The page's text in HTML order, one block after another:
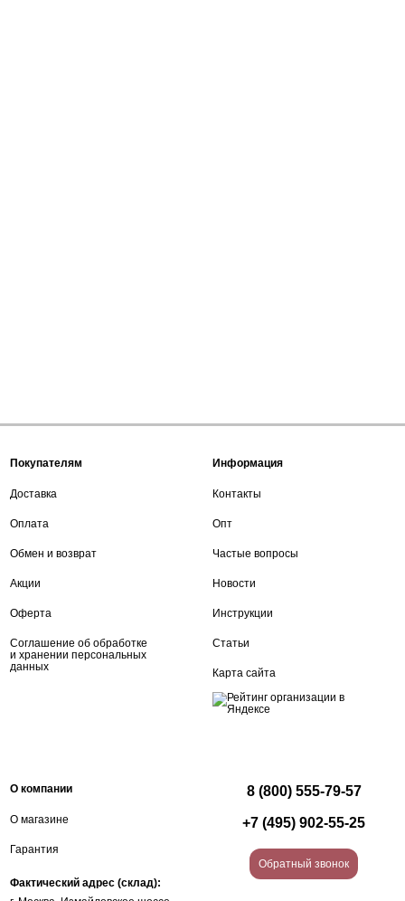
Покупателям
Доставка
Оплата
Обмен и возврат
Акции
Оферта
Соглашение об обработке
и хранении персональных
данных
Информация
Контакты
Опт
Частые вопросы
Новости
Инструкции
Статьи
Карта сайта
О компании
О магазине
Гарантия
Фактический адрес (склад):
8 (800) 555-79-57
+7 (495) 902-55-25
Обратный звонок